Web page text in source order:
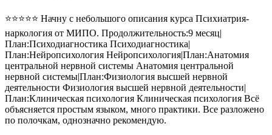
⭐⭐⭐⭐⭐ Начну с небольшого описания курса Психиатрия-
наркология от МИПО. Продолжительность:9 месяц|
План:Психодиагностика Психодиагностика|
План:Нейропсихология Нейропсихология|План:Анатомия
центральной нервной системы Анатомия центральной
нервной системы|План:Физиология высшей нервной
деятельности Физиология высшей нервной деятельности|
План:Клиническая психология Клиническая психология Всё
объясняется простым языком, много практики. Все разложено
по полочкам, однозначно рекомендую.